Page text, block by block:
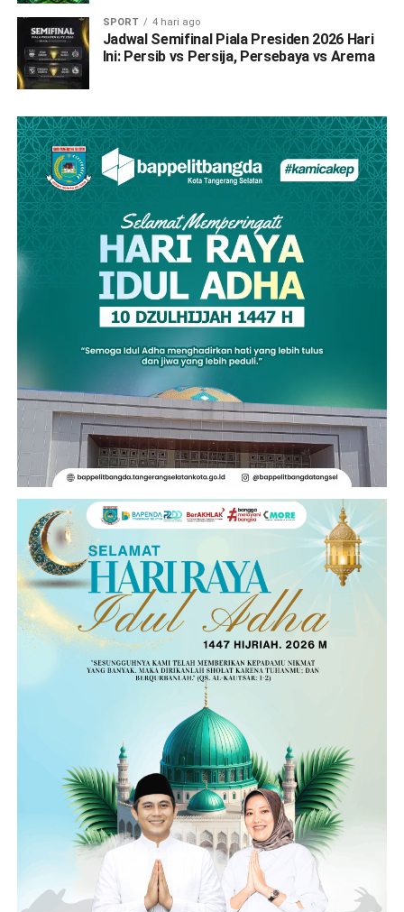
SPORT 4 hari ago
Jadwal Semifinal Piala Presiden 2026 Hari
Ini: Persib vs Persija, Persebaya vs Arema